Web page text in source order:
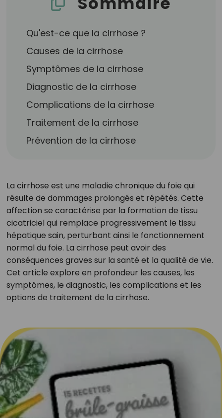
Qu'est-ce que la cirrhose ?
Causes de la cirrhose
Symptômes de la cirrhose
Diagnostic de la cirrhose
Complications de la cirrhose
Traitement de la cirrhose
Prévention de la cirrhose
La cirrhose est une maladie chronique du foie qui
résulte de dommages prolongés et répétés. Cette
affection se caractérise par la formation de tissu
cicatriciel qui remplace progressivement le tissu
hépatique sain, perturbant ainsi le fonctionnement
normal du foie. La cirrhose peut avoir des
conséquences graves sur la santé et la qualité de vie.
Cet article explore en profondeur les causes, les
symptômes, le diagnostic, les complications et les
options de traitement de la cirrhose.